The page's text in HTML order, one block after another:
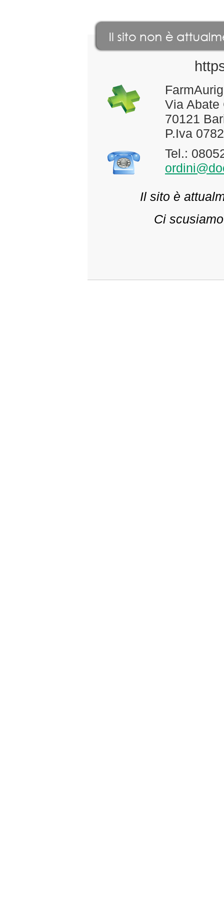
Via Abate
70121
P.Iva
Tel.:
Il sito è
Ci